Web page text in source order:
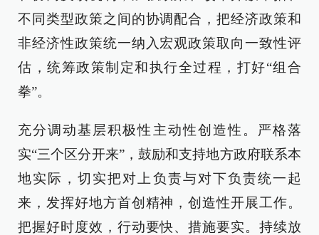
不同类型政策之间的协调配合，把经济政策和
非经济性政策统一纳入宏观政策取向一致性评
估，统筹政策制定和执行全过程，打好“组合
拳”。
充分调动基层积极性主动性创造性。严格落
实“三个区分开来”，鼓励和支持地方政府联系本
地实际，切实把对上负责与对下负责统一起
来，发挥好地方首创精神，创造性开展工作。
把握好时度效，行动要快、措施要实。持续放